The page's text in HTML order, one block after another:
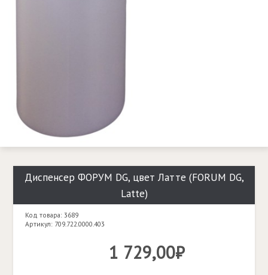
Диспенсер ФОРУМ DG, цвет Латте (FORUM DG,
Latte)
Код товара: 3689
Артикул: 709.722.0000.403
1 729,00₽